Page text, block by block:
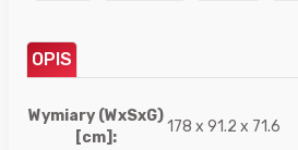
OPIS
Wymiary (WxSxG)
[cm]:
178 x 91.2 x 71.6